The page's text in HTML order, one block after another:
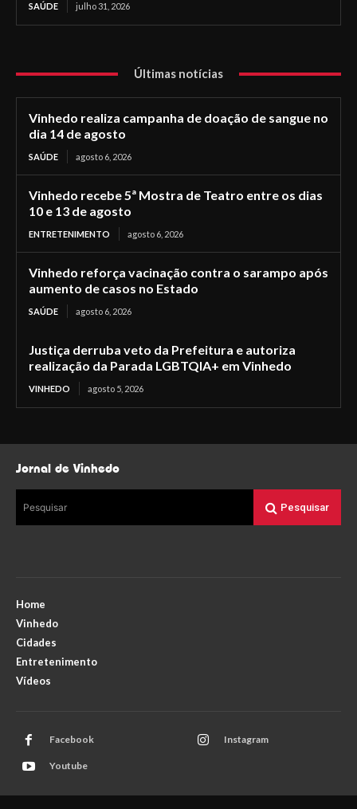
SAÚDE julho 31, 2026
Últimas notícias
Vinhedo realiza campanha de doação de sangue no
dia 14 de agosto
SAÚDE agosto 6, 2026
Vinhedo recebe 5ª Mostra de Teatro entre os dias
10 e 13 de agosto
ENTRETENIMENTO agosto 6, 2026
Vinhedo reforça vacinação contra o sarampo após
aumento de casos no Estado
SAÚDE agosto 6, 2026
Justiça derruba veto da Prefeitura e autoriza
realização da Parada LGBTQIA+ em Vinhedo
VINHEDO agosto 5, 2026
Jornal de Vinhedo
Pesquisar Pesquisar
Home
Vinhedo
Cidades
Entretenimento
Vídeos
Facebook Instagram
Youtube